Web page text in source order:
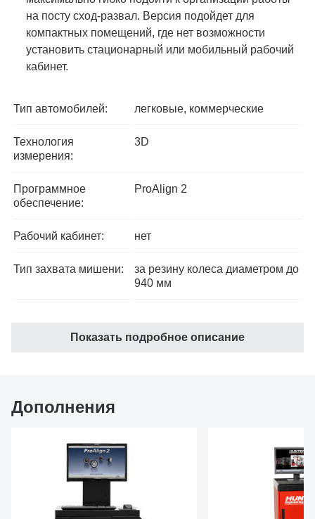
на посту сход-развал. Версия подойдет для
компактных помещений, где нет возможности
установить стационарный или мобильный рабочий
кабинет.
Тип автомобилей: легковые, коммерческие
Технология
измерения:
3D
Программное
обеспечение:
ProAlign 2
Рабочий кабинет: нет
Тип захвата мишени:
за резину колеса диаметром до
940 мм
Показать подробное описание
Дополнения